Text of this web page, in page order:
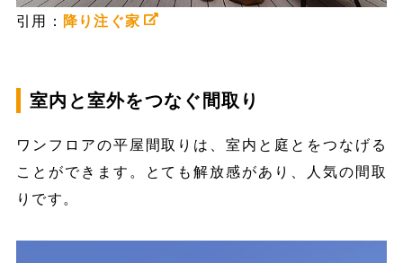
引用： 降り注ぐ家
室内と室外をつなぐ間取り
ワンフロアの平屋間取りは、室内と庭とをつなげる
ことができます。とても解放感があり、人気の間取
りです。